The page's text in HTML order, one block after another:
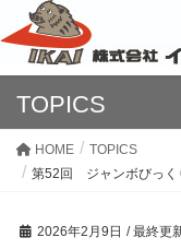
TOPICS
HOME
TOPICS
第52回 ジャンボびっく
2026年2月9日 / 最終更